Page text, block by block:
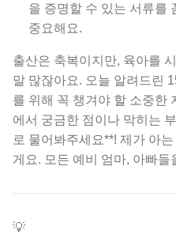
을 증명할 수 있는 서류를
중요해요.
출산은 축복이지만, 육아를
말 많잖아요. 오늘 알려드린
를 위해 꼭 챙겨야 할 소중한
에서 궁금한 점이나 막히는
로 물어봐주세요**! 제가 아
게요. 모든 예비 엄마, 아빠들
💡